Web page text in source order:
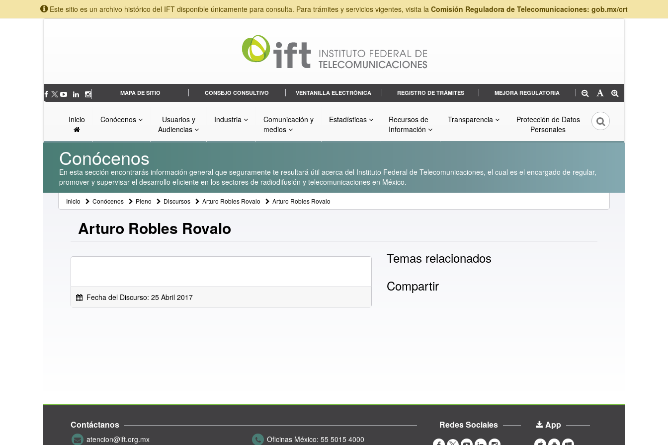
Este sitio es un archivo histórico del IFT disponible únicamente para consulta. Para trámites y servicios vigentes, visita la Comisión Reguladora de Telecomunicaciones: gob.mx/crt
MAPA DE SITIO CONSEJO CONSULTIVO VENTANILLA ELECTRÓNICA REGISTRO DE TRÁMITES MEJORA REGULATORIA
Inicio Conócenos
Usuarios y
Audiencias
Industria
Comunicación y
medios
Estadísticas
Recursos de
Información
Transparencia
Protección de Datos
Personales
Conócenos
En esta sección encontrarás información general que seguramente te resultará útil acerca del Instituto Federal de Telecomunicaciones, el cual es el encargado de regular,
promover y supervisar el desarrollo eficiente en los sectores de radiodifusión y telecomunicaciones en México.
Inicio Conócenos Pleno Discursos Arturo Robles Rovalo Arturo Robles Rovalo
Arturo Robles Rovalo
Fecha del Discurso: 25 Abril 2017
Temas relacionados
Compartir
Contáctanos
atencion@ift.org.mx Oficinas México: 55 5015 4000
Redes Sociales App